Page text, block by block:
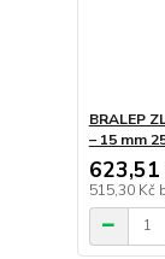
BRALEP
– 15 mm
623,51
515,30 Kč